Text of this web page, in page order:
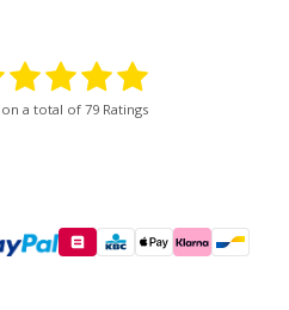
on a total of 79 Ratings